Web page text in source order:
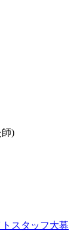
)
スタッフ大募